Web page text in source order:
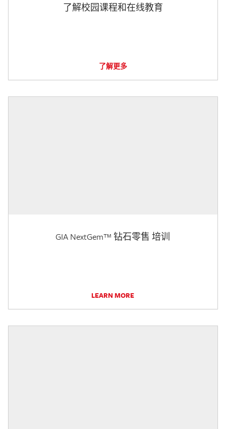
了解校园课程和在线教育
了解更多
GIA NextGem™ 钻石零售 培训
LEARN MORE